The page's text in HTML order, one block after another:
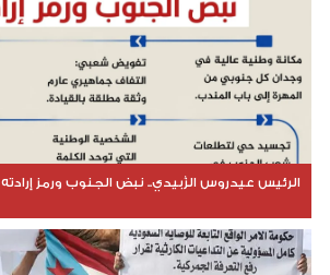
الرئيس عيدروس الزُبيدي.. نبض الجنوب ورمز إرادته